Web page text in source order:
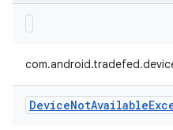
DeviceNotAvailable